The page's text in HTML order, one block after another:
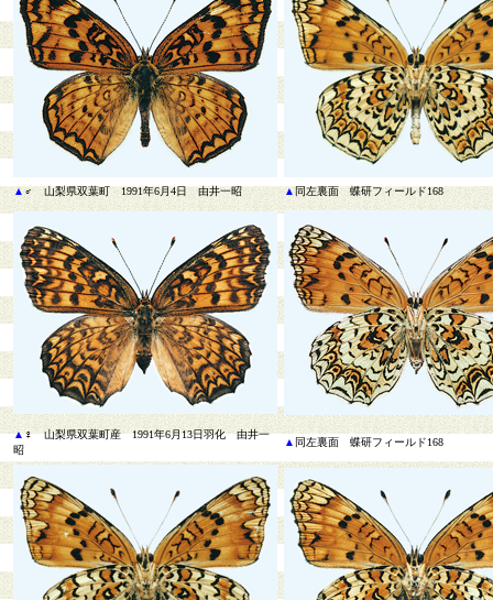
▲ ♂ 山梨県双葉町 1991年6月4日 由井一昭 ▲ 同左裏面 蝶研フィールド168
▲♀ 山梨県双葉町産 1991年6月13日羽化 由井一
昭
▲ 同左裏面 蝶研フィールド168